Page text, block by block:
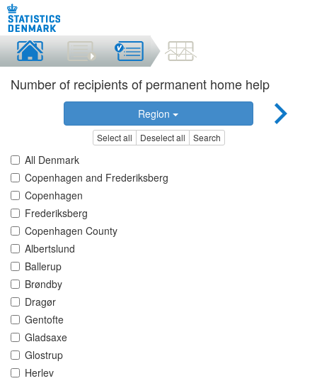
Number of recipients of permanent home help
Region
Select all Deselect all Search
All Denmark
Copenhagen and Frederiksberg
Copenhagen
Frederiksberg
Copenhagen County
Albertslund
Ballerup
Brøndby
Dragør
Gentofte
Gladsaxe
Glostrup
Herlev